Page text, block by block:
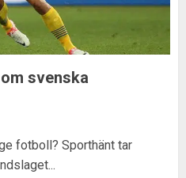
svenska
fotboll? Sporthänt tar